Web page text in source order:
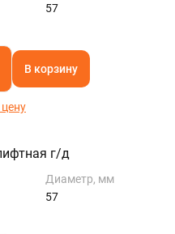
57
В корзину
г/д
Диаметр, мм
57